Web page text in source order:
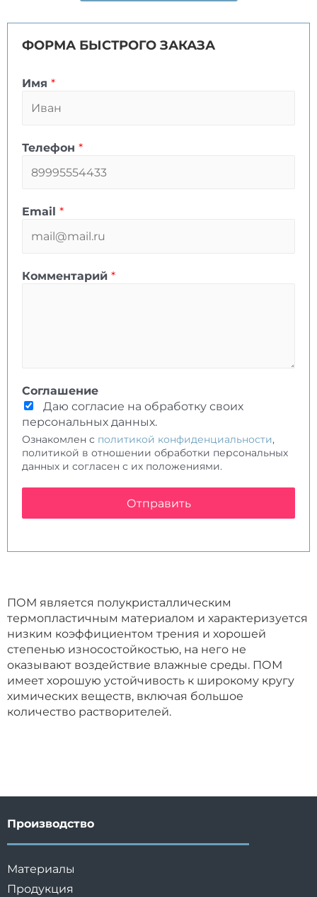
ФОРМА БЫСТРОГО ЗАКАЗА
Имя *
Телефон *
Email *
Комментарий *
Соглашение
Даю согласие на обработку своих
персональных данных.
Ознакомлен с политикой конфиденциальности,
политикой в отношении обработки персональных
данных и согласен с их положениями.
Отправить
ПОМ является полукристаллическим
термопластичным материалом и характеризуется
низким коэффициентом трения и хорошей
степенью износостойкостью, на него не
оказывают воздействие влажные среды. ПОМ
имеет хорошую устойчивость к широкому кругу
химических веществ, включая большое
количество растворителей.
Производство
Материалы
Продукция